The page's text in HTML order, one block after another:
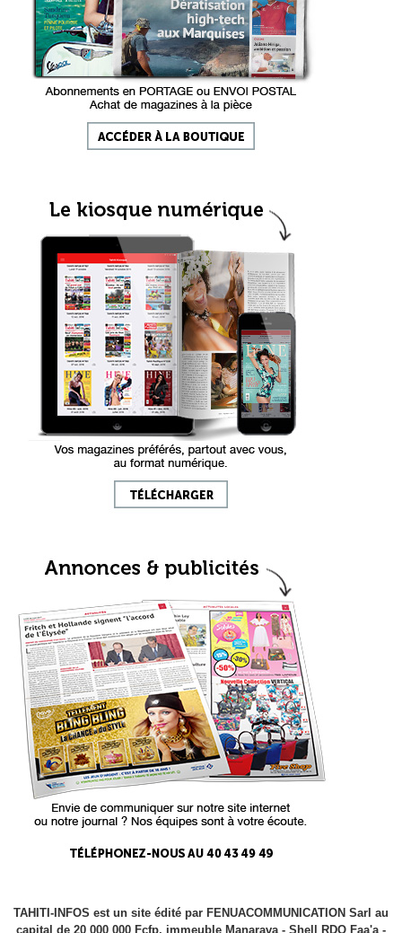
TAHITI-INFOS est un site édité par FENUACOMMUNICATION Sarl au
capital de 20 000 000 Fcfp, immeuble Manarava - Shell RDO Faa'a -